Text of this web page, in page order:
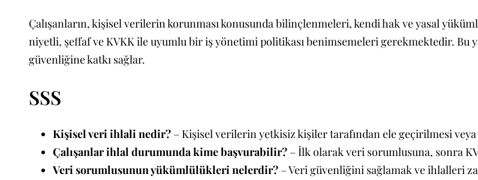
Çalışanların, kişisel verilerin korunması konusunda bilinçlenmeleri, kendi hak ve yasal
niyetli, şeffaf ve KVKK ile uyumlu bir iş yönetimi politikası benimsemeleri gerekmektedir. Bu
güvenliğine katkı sağlar.
SSS
Kişisel veri ihlali nedir? – Kişisel verilerin yetkisiz kişiler tarafından ele geçirilmesi
Çalışanlar ihlal durumunda kime başvurabilir? – İlk olarak veri sorumlusuna, sonra
Veri sorumlusunun yükümlülükleri nelerdir? – Veri güvenliğini sağlamak ve ihlalleri